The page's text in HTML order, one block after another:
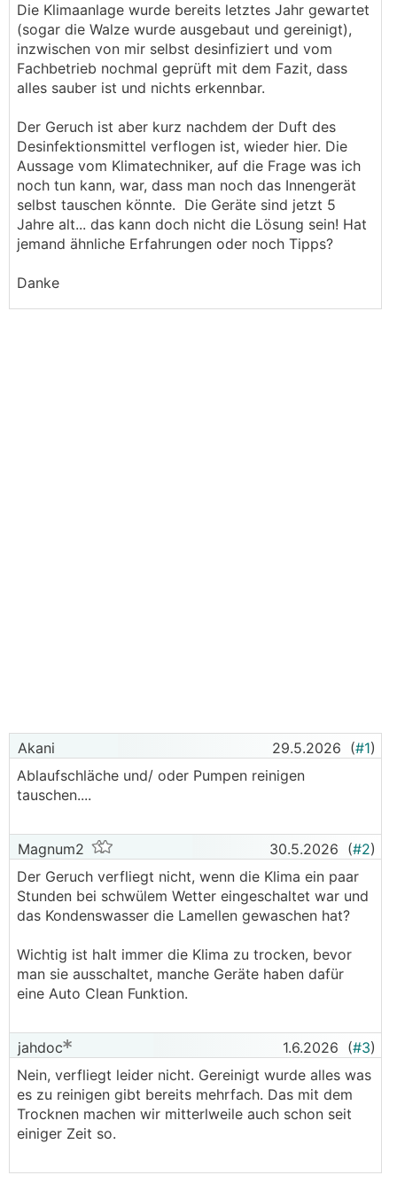
Die Klimaanlage wurde bereits letztes Jahr gewartet
(sogar die Walze wurde ausgebaut und gereinigt),
inzwischen von mir selbst desinfiziert und vom
Fachbetrieb nochmal geprüft mit dem Fazit, dass
alles sauber ist und nichts erkennbar.
Der Geruch ist aber kurz nachdem der Duft des
Desinfektionsmittel verflogen ist, wieder hier. Die
Aussage vom Klimatechniker, auf die Frage was ich
noch tun kann, war, dass man noch das Innengerät
selbst tauschen könnte. Die Geräte sind jetzt 5
Jahre alt... das kann doch nicht die Lösung sein! Hat
jemand ähnliche Erfahrungen oder noch Tipps?
Danke
Akani 29.5.2026 (#1)
Ablaufschläche und/ oder Pumpen reinigen
tauschen....
Magnum2 30.5.2026 (#2)
Der Geruch verfliegt nicht, wenn die Klima ein paar
Stunden bei schwülem Wetter eingeschaltet war und
das Kondenswasser die Lamellen gewaschen hat?
Wichtig ist halt immer die Klima zu trocken, bevor
man sie ausschaltet, manche Geräte haben dafür
eine Auto Clean Funktion.
jahdoc 1.6.2026 (#3)
Nein, verfliegt leider nicht. Gereinigt wurde alles was
es zu reinigen gibt bereits mehrfach. Das mit dem
Trocknen machen wir mitterlweile auch schon seit
einiger Zeit so.